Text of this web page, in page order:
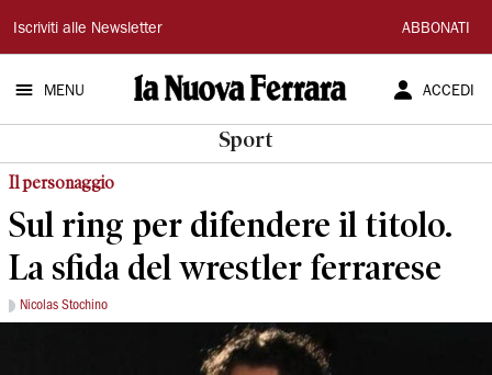
La
Nuova
Ferrara
Iscriviti alle Newsletter ABBONATI
MENU ACCEDI
Sport
Il personaggio
Sul ring per difendere il titolo.
La sfida del wrestler ferrarese
Nicolas Stochino